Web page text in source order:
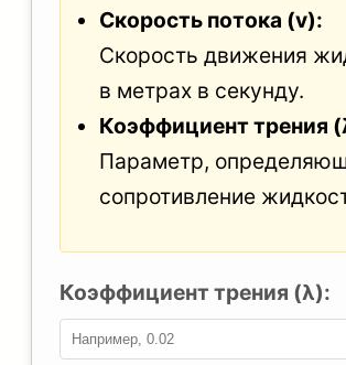
Скорость потока (v):
Скорость движения
в метрах в секунду.
Коэффициент трения
Параметр,
сопротивление
Коэффициент трения (λ):